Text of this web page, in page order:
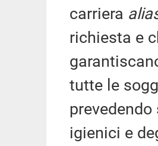
carriera
richiesta e
tutte le
igienici e